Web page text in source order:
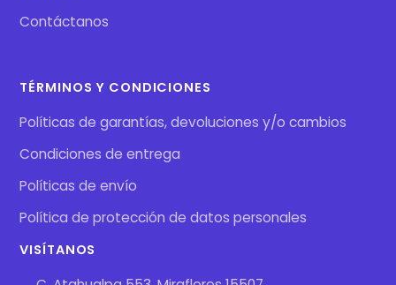
Contáctanos
TÉRMINOS Y CONDICIONES
Políticas de garantías, devoluciones y/o cambios
Condiciones de entrega
Políticas de envío
Política de protección de datos personales
VISÍTANOS